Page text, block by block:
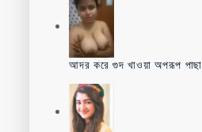
আদর করে গুদ খাওয়া অপরূপ পাছা